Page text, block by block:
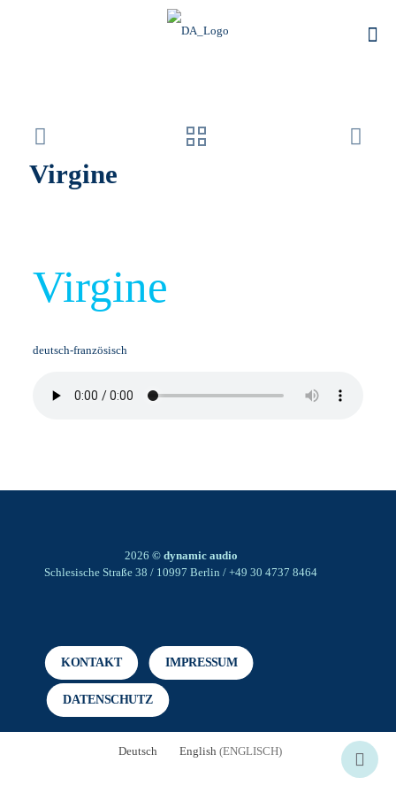
Virgine
Virgine
deutsch-französisch
2026 © dynamic audio
Schlesische Straße 38 / 10997 Berlin / +49 30 4737 8464
KONTAKT IMPRESSUM
DATENSCHUTZ
Deutsch English (ENGLISCH)